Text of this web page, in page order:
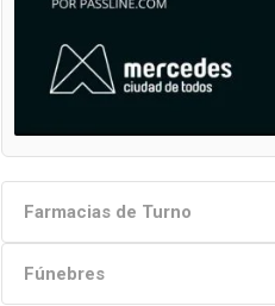
Farmacias de Turno
Fúnebres